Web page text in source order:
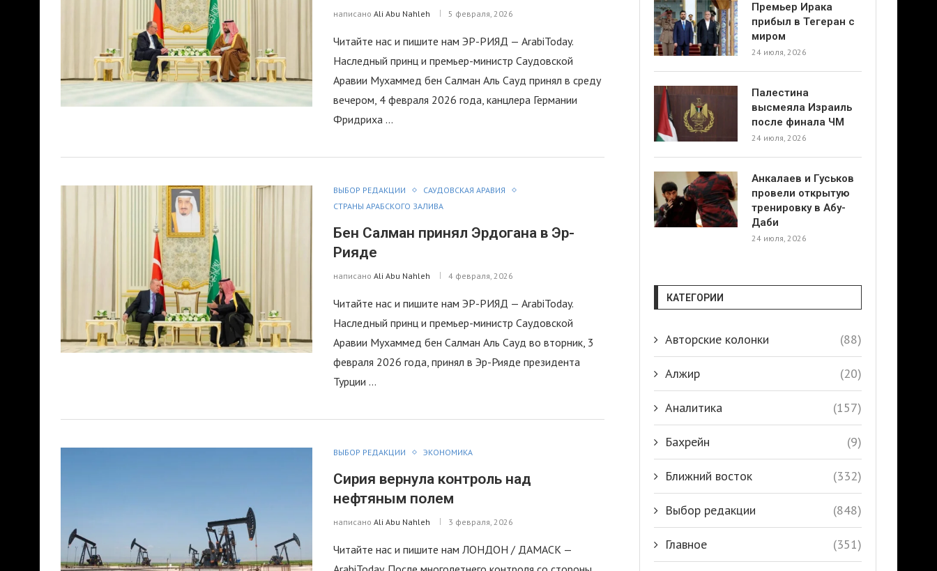
написано Ali Abu Nahleh 5 февраля, 2026
Читайте нас и пишите нам ЭР-РИЯД — ArabiToday.
Наследный принц и премьер-министр Саудовской
Аравии Мухаммед бен Салман Аль Сауд принял в среду
вечером, 4 февраля 2026 года, канцлера Германии
Фридриха …
ВЫБОР РЕДАКЦИИ
САУДОВСКАЯ АРАВИЯ
СТРАНЫ АРАБСКОГО ЗАЛИВА
Бен Салман принял Эрдогана в Эр-
Рияде
написано Ali Abu Nahleh 4 февраля, 2026
Читайте нас и пишите нам ЭР-РИЯД — ArabiToday.
Наследный принц и премьер-министр Саудовской
Аравии Мухаммед бен Салман Аль Сауд во вторник, 3
февраля 2026 года, принял в Эр-Рияде президента
Турции …
ВЫБОР РЕДАКЦИИ ЭКОНОМИКА
Сирия вернула контроль над
нефтяным полем
написано Ali Abu Nahleh 3 февраля, 2026
Читайте нас и пишите нам ЛОНДОН / ДАМАСК —
Премьер Ирака
прибыл в Тегеран с
миром
24 июля, 2026
Палестина
высмеяла Израиль
после финала ЧМ
24 июля, 2026
Анкалаев и Гуськов
провели открытую
тренировку в Абу-
Даби
24 июля, 2026
КАТЕГОРИИ
Авторские колонки (88)
Алжир (20)
Аналитика (157)
Бахрейн (9)
Ближний восток (332)
Выбор редакции (848)
Главное (351)